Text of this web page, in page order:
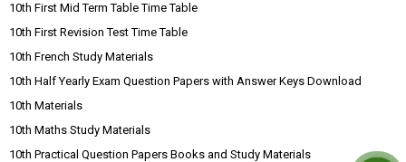
10th First Mid Term Table Time Table
10th First Revision Test Time Table
10th French Study Materials
10th Half Yearly Exam Question Papers with Answer Keys Download
10th Materials
10th Maths Study Materials
10th Practical Question Papers Books and Study Materials